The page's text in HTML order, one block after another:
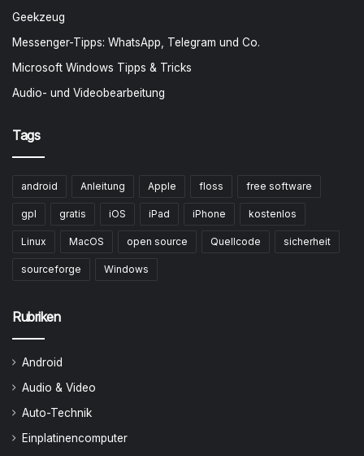
Geekzeug
Messenger-Tipps: WhatsApp, Telegram und Co.
Microsoft Windows Tipps & Tricks
Audio- und Videobearbeitung
Tags
android Anleitung Apple floss free software
gpl gratis iOS iPad iPhone kostenlos
Linux MacOS open source Quellcode sicherheit
sourceforge Windows
Rubriken
Android
Audio & Video
Auto-Technik
Einplatinencomputer